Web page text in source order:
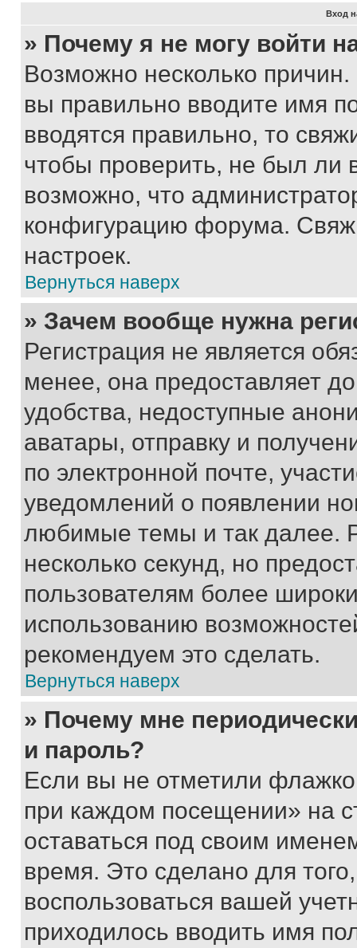
Вход
» Почему я не могу войти
Возможно несколько
вы правильно вводите имя
вводятся правильно, то
чтобы проверить, не был ли
возможно, что
конфигурацию форума.
настроек.
Вернуться наверх
» Зачем вообще нужна
Регистрация не является
менее, она предоставляет
удобства, недоступные
аватары, отправку и
по электронной почте,
уведомлений о появлении
любимые темы и так далее.
несколько секунд, но
пользователям более
использованию
рекомендуем это сделать.
Вернуться наверх
» Почему мне
и пароль?
Если вы не отметили
при каждом посещении» на
оставаться под своим
время. Это сделано для
воспользоваться вашей
приходилось вводить имя